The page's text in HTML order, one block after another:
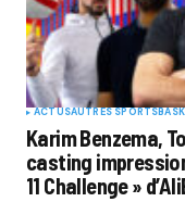
ACTUSAUTRES SPORTS
Karim Benzema,
casting
11 Challenge »